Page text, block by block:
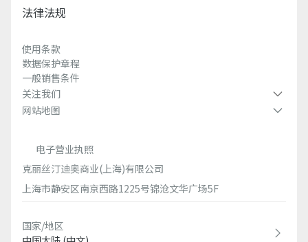
法律法规
使用条款
数据保护章程
一般销售条件
关注我们
网站地图
电子营业执照
克丽丝汀迪奥商业(上海)有限公司
上海市静安区南京西路1225号锦沧文华广场5F
国家/地区